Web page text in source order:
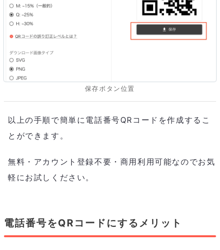
保存ボタン位置
以上の手順で簡単に電話番号QRコードを作成するこ
とができます。
無料・アカウント登録不要・商用利用可能なのでお気
軽にお試しください。
電話番号をQRコードにするメリット